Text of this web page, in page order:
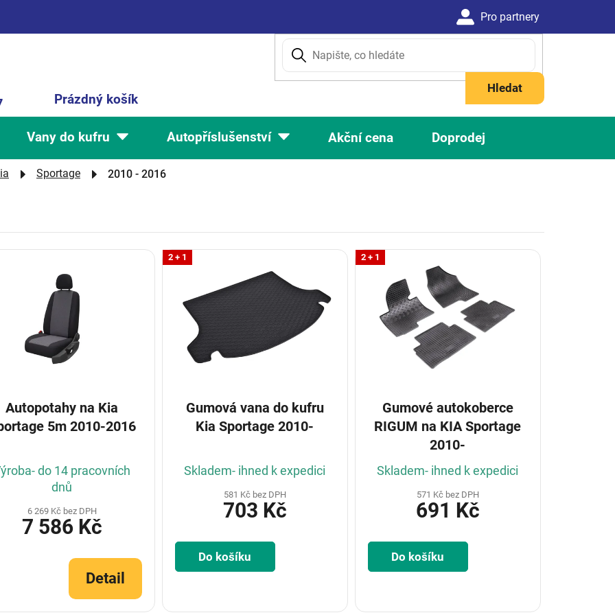
Hledat
Nákupní
košík
Prázdný košík
Vany do kufru Autopříslušenství Akční cena Doprodej
Sportage 2010 - 2016
Autopotahy na Kia
5m 2010-2016
do 14 pracovních
dnů
6 269 Kč bez DPH
7 586 Kč
Detail
2 + 1
Gumová vana do kufru
Kia Sportage 2010-
Skladem- ihned k expedici
581 Kč bez DPH
703 Kč
Do košíku
2 + 1
Gumové autokoberce
RIGUM na KIA Sportage
2010-
Skladem- ihned k expedici
571 Kč bez DPH
691 Kč
Do košíku